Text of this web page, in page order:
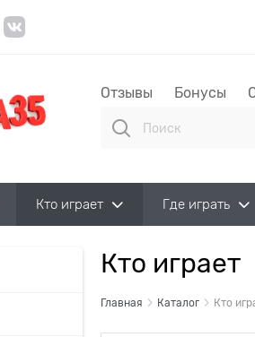
Отзывы Бонусы
Кто играет Где играть
Кто играет
Главная Каталог Кто